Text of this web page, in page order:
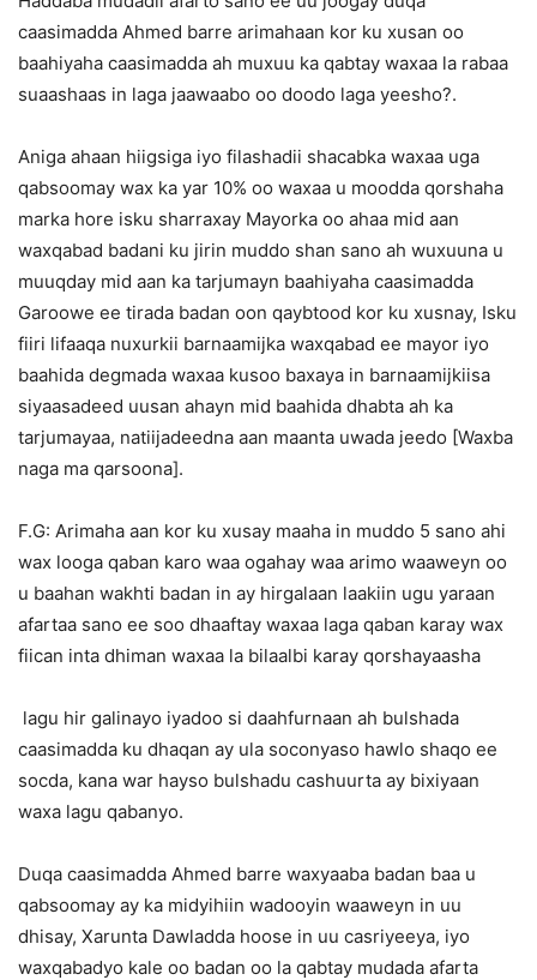
caasimadda Ahmed barre arimahaan kor ku xusan oo
baahiyaha caasimadda ah muxuu ka qabtay waxaa la rabaa
suaashaas in laga jaawaabo oo doodo laga yeesho?.
Aniga ahaan hiigsiga iyo filashadii shacabka waxaa uga
qabsoomay wax ka yar 10% oo waxaa u moodda qorshaha
marka hore isku sharraxay Mayorka oo ahaa mid aan
waxqabad badani ku jirin muddo shan sano ah wuxuuna u
muuqday mid aan ka tarjumayn baahiyaha caasimadda
Garoowe ee tirada badan oon qaybtood kor ku xusnay, Isku
fiiri lifaaqa nuxurkii barnaamijka waxqabad ee mayor iyo
baahida degmada waxaa kusoo baxaya in barnaamijkiisa
siyaasadeed uusan ahayn mid baahida dhabta ah ka
tarjumayaa, natiijadeedna aan maanta uwada jeedo [Waxba
naga ma qarsoona].
F.G: Arimaha aan kor ku xusay maaha in muddo 5 sano ahi
wax looga qaban karo waa ogahay waa arimo waaweyn oo
u baahan wakhti badan in ay hirgalaan laakiin ugu yaraan
afartaa sano ee soo dhaaftay waxaa laga qaban karay wax
fiican inta dhiman waxaa la bilaalbi karay qorshayaasha
lagu hir galinayo iyadoo si daahfurnaan ah bulshada
caasimadda ku dhaqan ay ula soconyaso hawlo shaqo ee
socda, kana war hayso bulshadu cashuurta ay bixiyaan
waxa lagu qabanyo.
Duqa caasimadda Ahmed barre waxyaaba badan baa u
qabsoomay ay ka midyihiin wadooyin waaweyn in uu
dhisay, Xarunta Dawladda hoose in uu casriyeeya, iyo
waxqabadyo kale oo badan oo la qabtay mudada afarta